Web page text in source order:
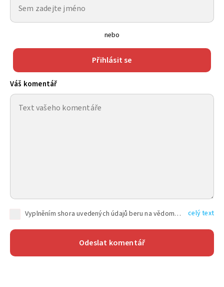
nebo
Přihlásit se
Váš komentář
Vyplněním shora uvedených údajů beru na vědomí, že společnost TEXT FACTORY s.r.o., sídlem Brno, Durďákova 336/29, Černá Pole, PSČ: 613 00, IČ: 06157831, zapsané u Krajského soudu v Brně, oddíl C, vložka 100399, bude zpracovávat mé osobní údaje uvedené v rámci mnou vyplněného registračního formuláře na základě oprávněných zájmů TEXT FACTORY s.r.o. dle čl. 6 odst. 1 písm. f) GDPR a pro splnění právních povinností (čl. 6 odst. 1 písm. c) GDPR), a to pro tyto účely: nezbytnost zajistit oprávnění návštěvníka webových stránek provozovaných společností TEXT FACTORY s.r.o. přispívat aktivně ke zveřejněným článkům nebo v rámci diskusních fór a výkon práv TEXT FACTORY s.r.o. jako administrátora těchto diskusních fór. Více informací o zpracování osobních údajů a právech lze nalézt v celý text